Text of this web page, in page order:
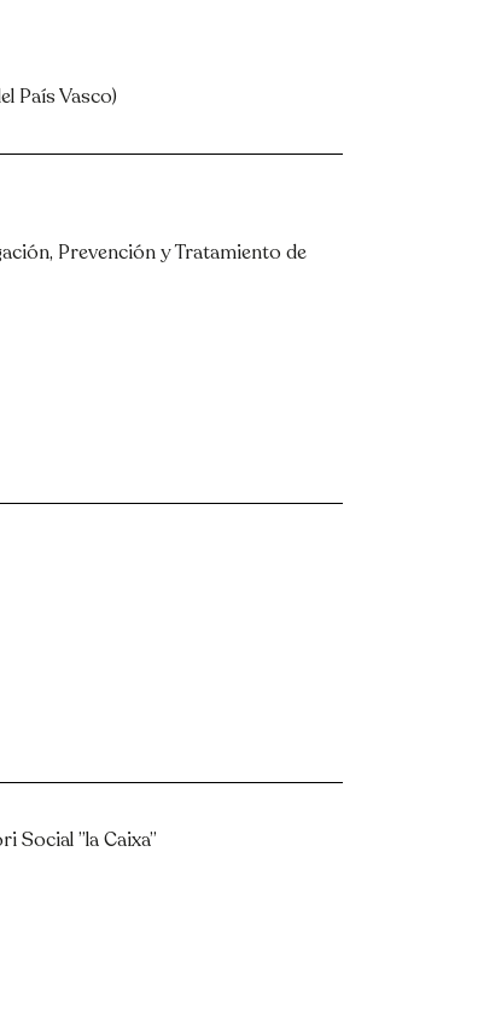
País Vasco)
Prevención y Tratamiento de
Social ”la Caixa”